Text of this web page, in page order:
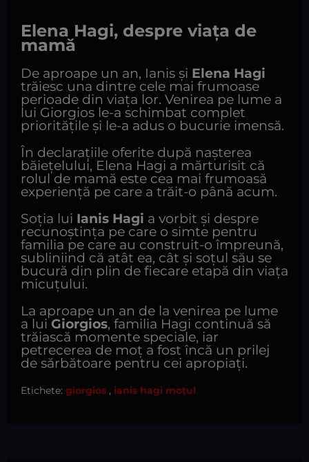
Elena Hagi, despre viața de
mamă
De aproape un an, Ianis și Elena Hagi
trăiesc una dintre cele mai frumoase
perioade din viața lor. Venirea pe lume a
lui Giorgios le-a schimbat complet
prioritățile și le-a adus o bucurie imensă.
În declarațiile oferite după nașterea
băiețelului, Elena Hagi a mărturisit că
rolul de mamă este cea mai frumoasă
experiență pe care a trăit-o până acum.
Soția lui Ianis Hagi a vorbit și despre
recunoștința pe care o simte pentru
familia pe care au construit-o împreună,
subliniind că atât ea, cât și soțul său se
bucură din plin de fiecare etapă din viața
micuțului.
La aproape un an de la venirea pe lume
a lui Giorgios, familia Hagi continuă să
trăiască momente speciale, iar
petrecerea de moț a fost încă un prilej
de sărbătoare pentru cei apropiați.
Etichete: giorgios , ianis hagi moțul